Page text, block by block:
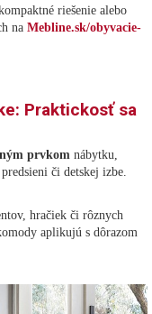
riešenie alebo
na Mebline.sk/obyvacie-
Praktickosť sa
prvkom nábytku,
či detskej izbe.
hračiek či rôznych
aplikujú s dôrazom